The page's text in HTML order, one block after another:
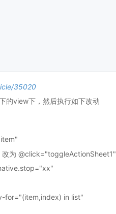
35020
的view下，然后执行如下改动
为 @click="toggleActionSheet1"
for="(item,index) in list"